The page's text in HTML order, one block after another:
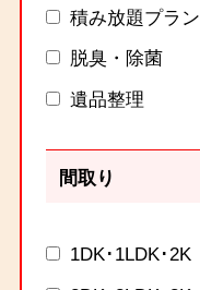
積み放題プラン
脱臭・除菌
遺品整理
間取り
1DK･1LDK･2K